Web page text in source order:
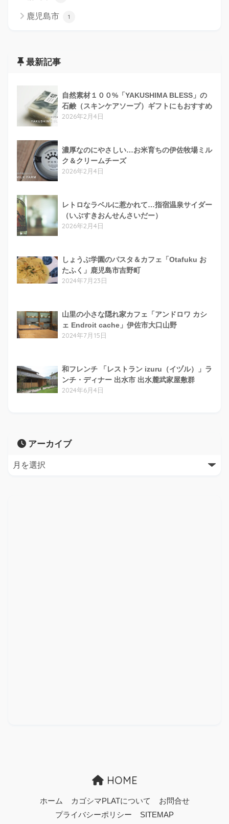
鹿児島市 1
最新記事
自然素材１００%「YAKUSHIMA BLESS」の
石鹸（スキンケアソープ）ギフトにもおすすめ
2026年2月4日
濃厚なのにやさしい…お米育ちの伊佐牧場ミル
ク＆クリームチーズ
2026年2月4日
レトロなラベルに惹かれて…指宿温泉サイダー
（いぶすきおんせんさいだー）
2026年2月4日
しょうぶ学園のパスタ＆カフェ「Otafuku お
たふく」鹿児島市吉野町
2024年7月23日
山里の小さな隠れ家カフェ「アンドロワ カシ
ェ Endroit cache」伊佐市大口山野
2024年7月15日
和フレンチ 「レストラン izuru（イヅル）」ラ
ンチ・ディナー 出水市 出水麓武家屋敷群
2024年6月4日
アーカイブ
HOME
ホーム カゴシマPLATについて
お問合せ
プライバシーポリシー
SITEMAP